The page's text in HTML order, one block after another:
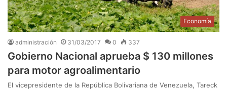
Economía
administración 31/03/2017 0 337
Gobierno Nacional aprueba $ 130 millones
para motor agroalimentario
El vicepresidente de la República Bolivariana de Venezuela, Tareck